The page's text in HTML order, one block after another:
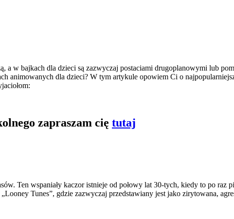
bajkach dla dzieci są zazwyczaj postaciami drugoplanowymi lub
animowanych dla dzieci? W tym artykule opowiem Ci o
zapraszam cię tutaj
Ten wspaniały kaczor istnieje od połowy lat 30-tych, kiedy to po raz
Tunes”, gdzie zazwyczaj przedstawiany jest jako zirytowana,